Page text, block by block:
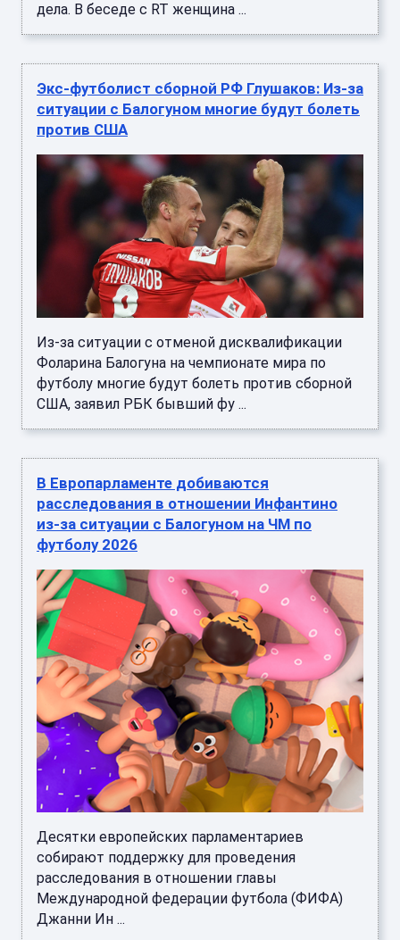
дела. В беседе с RT женщина ...
Экс-футболист сборной РФ Глушаков: Из-за
ситуации с Балогуном многие будут болеть
против США
Из-за ситуации с отменой дисквалификации
Фоларина Балогуна на чемпионате мира по
футболу многие будут болеть против сборной
США, заявил РБК бывший фу ...
В Европарламенте добиваются
расследования в отношении Инфантино
из-за ситуации с Балогуном на ЧМ по
футболу 2026
Десятки европейских парламентариев
собирают поддержку для проведения
расследования в отношении главы
Международной федерации футбола (ФИФА)
Джанни Ин ...